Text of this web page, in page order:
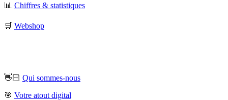
📊 Chiffres & statistiques
🛒 Webshop
👋🏻 Qui sommes-nous
🎯 Votre atout digital